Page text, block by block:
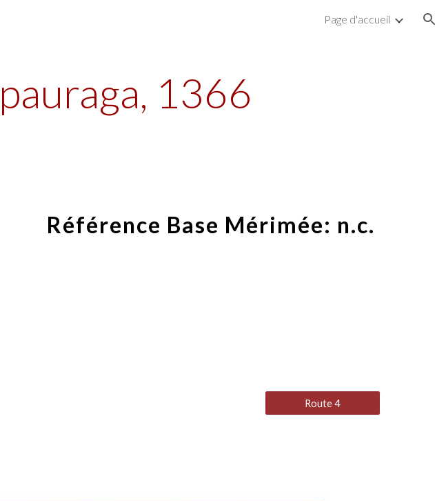
Page d'accueil
1366
Référence Base Mérimée: n.c.
Route 4